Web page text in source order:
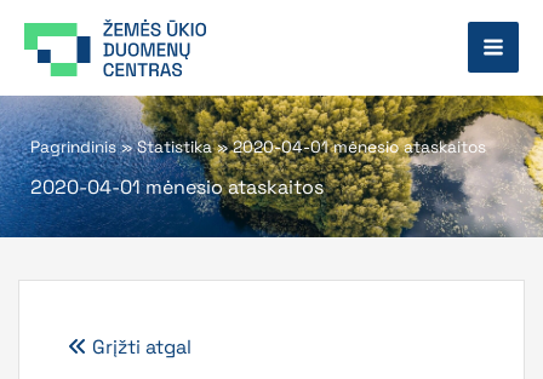
prie
Pagrindinis»Statistika»2020-04-01 mėnesio ataskaitos
2020-04-01 mėnesio ataskaitos
Grįžti atgal